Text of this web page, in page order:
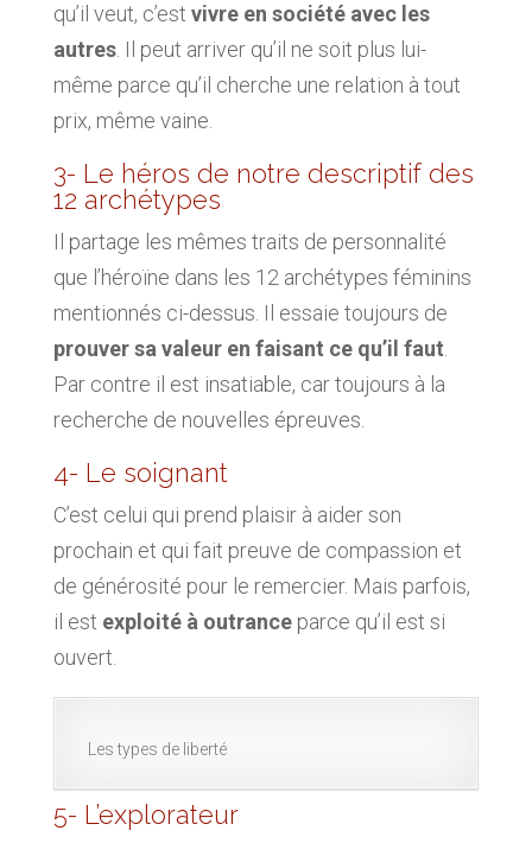
qu’il veut, c’est vivre en société avec les
autres. Il peut arriver qu’il ne soit plus lui-
même parce qu’il cherche une relation à tout
prix, même vaine.
3- Le héros de notre descriptif des
12 archétypes
Il partage les mêmes traits de personnalité
que l’héroïne dans les 12 archétypes féminins
mentionnés ci-dessus. Il essaie toujours de
prouver sa valeur en faisant ce qu’il faut.
Par contre il est insatiable, car toujours à la
recherche de nouvelles épreuves.
4- Le soignant
C’est celui qui prend plaisir à aider son
prochain et qui fait preuve de compassion et
de générosité pour le remercier. Mais parfois,
il est exploité à outranceparce qu’il est si
ouvert.
Les types de liberté
5- L’explorateur